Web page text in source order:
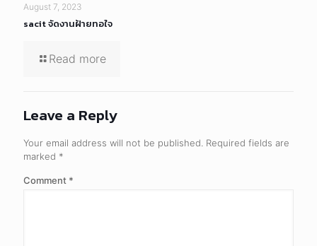
August 7, 2023
sacit จัดงานฝ้ายทอใจ
Read more
Leave a Reply
Your email address will not be published. Required fields are
marked *
Comment *